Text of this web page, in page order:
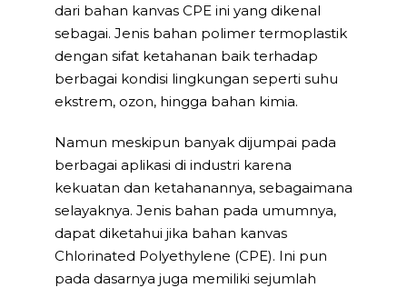
dari bahan kanvas CPE ini yang dikenal
sebagai. Jenis bahan polimer termoplastik
dengan sifat ketahanan baik terhadap
berbagai kondisi lingkungan seperti suhu
ekstrem, ozon, hingga bahan kimia.
Namun meskipun banyak dijumpai pada
berbagai aplikasi di industri karena
kekuatan dan ketahanannya, sebagaimana
selayaknya. Jenis bahan pada umumnya,
dapat diketahui jika bahan kanvas
Chlorinated Polyethylene (CPE). Ini pun
pada dasarnya juga memiliki sejumlah